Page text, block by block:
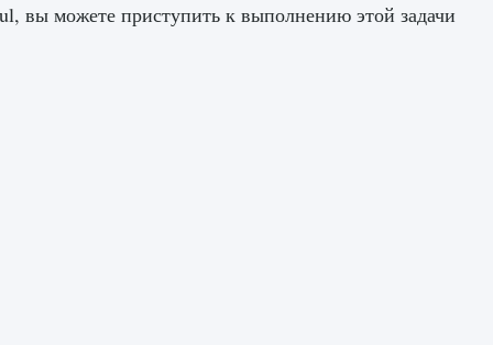
вы можете приступить к выполнению этой задачи